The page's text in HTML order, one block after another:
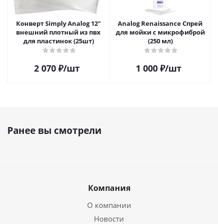
Конверт Simply Analog 12"
внешний плотный из пвх
для пластинок (25шт)
2 070₽/шт
Analog Renaissance Спрей
для мойки с микрофиброй
(250 мл)
1 000₽/шт
Ранее вы смотрели
Компания
О компании
Новости